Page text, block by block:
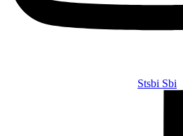
Stsbi Sbi